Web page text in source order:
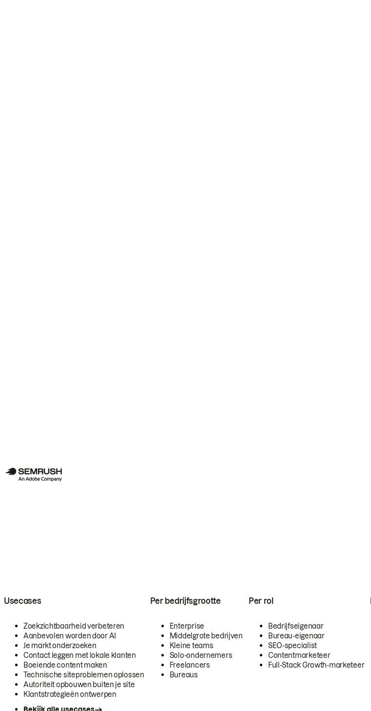
Usecases
Zoekzichtbaarheid verbeteren
Aanbevolen worden door AI
Je markt onderzoeken
Contact leggen met lokale klanten
Boeiende content maken
Technische siteproblemen oplossen
Autoriteit opbouwen buiten je site
Klantstrategieën ontwerpen
Per bedrijfsgrootte
Enterprise
Middelgrote bedrijven
Kleine teams
Solo-ondernemers
Freelancers
Bureaus
Per rol
Bedrijfseigenaar
Bureau-eigenaar
SEO-specialist
Contentmarketeer
Full-Stack Growth-marketeer